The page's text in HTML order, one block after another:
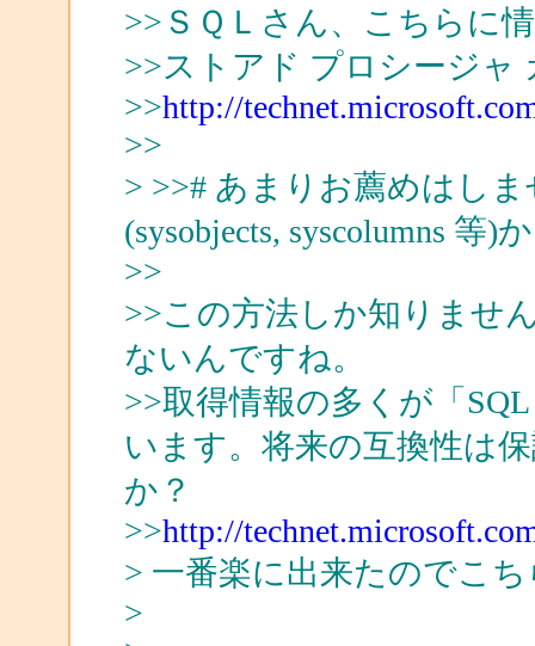
>>ＳＱＬさん、こちらに
>>ストアド プロシージャ
>>http://
>>
> >># あまりお薦めはし
(sysobjects, syscolumns 等
>>
>>この方法しか知りませ
ないんですね。
>>取得情報の多くが「
います。将来の互換性は
か？
>>http://
> 一番楽に出来たのでこ
>